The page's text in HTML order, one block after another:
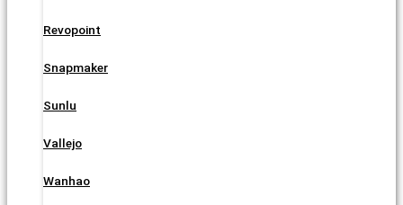
Revopoint
Snapmaker
Sunlu
Vallejo
Wanhao